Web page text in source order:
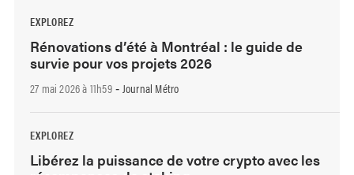
EXPLOREZ
Rénovations d’été à Montréal : le guide de
survie pour vos projets 2026
27 mai 2026 à 11h59- Journal Métro
EXPLOREZ
Libérez la puissance de votre crypto avec les